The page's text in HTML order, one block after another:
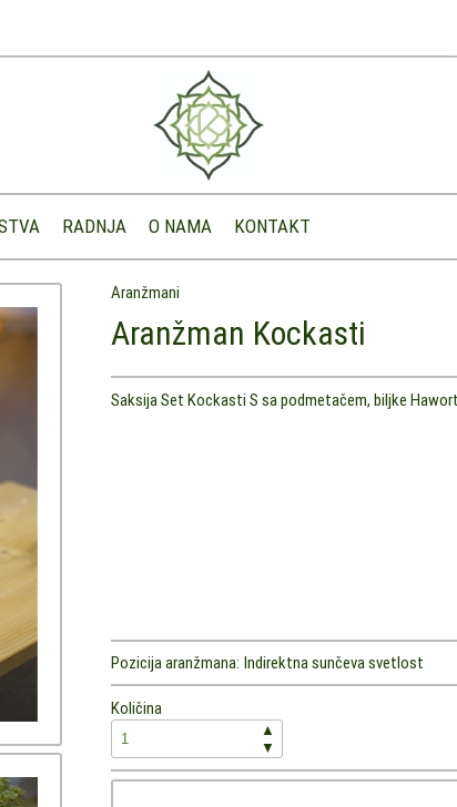
RADNJA O NAMA KONTAKT
Aranžmani
Aranžman Kockasti
Saksija Set Kockasti S sa podmetačem, biljke
Pozicija aranžmana: Indirektna sunčeva svetlost
Količina
▲
▼